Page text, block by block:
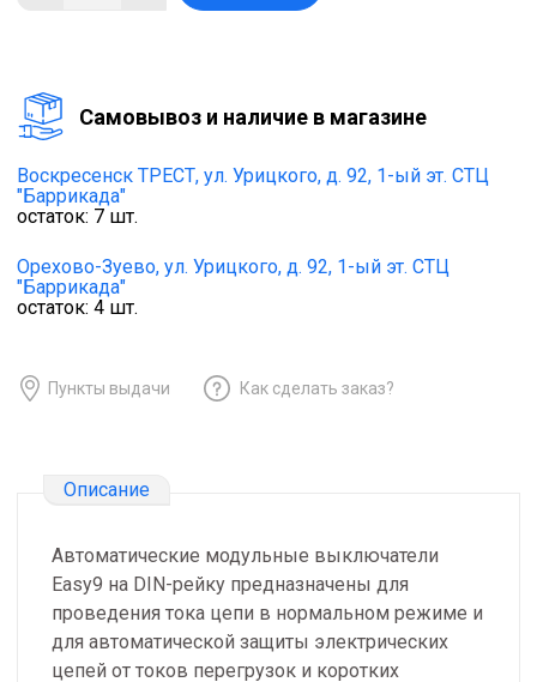
Cамовывоз и наличие в магазине
Воскресенск ТРЕСТ, ул. Урицкого, д. 92, 1-ый эт. СТЦ
"Баррикада"
остаток: 7 шт.
Орехово-Зуево, ул. Урицкого, д. 92, 1-ый эт. СТЦ
"Баррикада"
остаток: 4 шт.
Пункты выдачи Как сделать заказ?
Описание
Автоматические модульные выключатели
Easy9 на DIN-рейку предназначены для
проведения тока цепи в нормальном режиме и
для автоматической защиты электрических
цепей от токов перегрузок и коротких